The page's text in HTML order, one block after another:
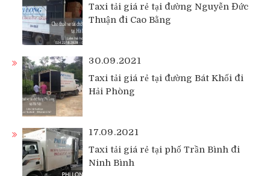
Taxi tải giá rẻ tại đường Nguyễn Đức
Thuận đi Cao Bằng
30.09.2021
Taxi tải giá rẻ tại đường Bát Khối đi
Hải Phòng
17.09.2021
Taxi tải giá rẻ tại phố Trần Bình đi
Ninh Bình